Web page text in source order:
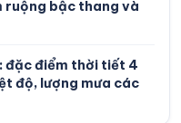
ruộng bậc thang và
đặc điểm thời tiết 4
độ, lượng mưa các